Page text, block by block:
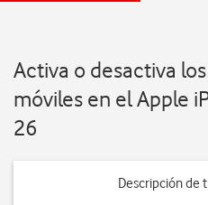
Activa o desactiva
móviles en el Apple
26
Descripción de